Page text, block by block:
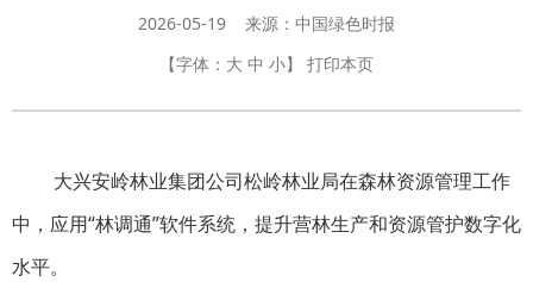
2026-05-19 来源：中国绿色时报
【字体： 大 中 小】 打印本页
大兴安岭林业集团公司松岭林业局在森林资源管理工作
中，应用“林调通”软件系统，提升营林生产和资源管护数字化
水平。